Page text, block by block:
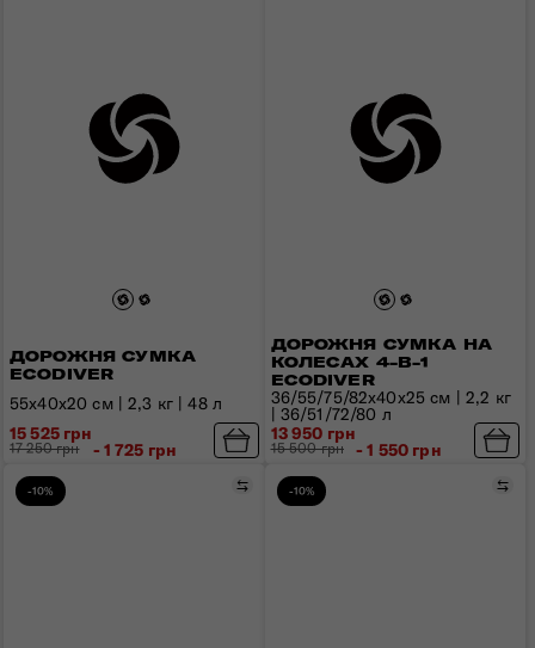
ДОРОЖНЯ СУМКА
ECODIVER
55x40x20 см | 2,3 кг | 48 л
15 525 грн
17 250 грн - 1 725 грн
ДОРОЖНЯ СУМКА НА
КОЛЕСАХ 4-В-1
ECODIVER
36/55/75/82x40x25 см | 2,2 кг
| 36/51/72/80 л
13 950 грн
15 500 грн - 1 550 грн
-10% Порівняти
-10%